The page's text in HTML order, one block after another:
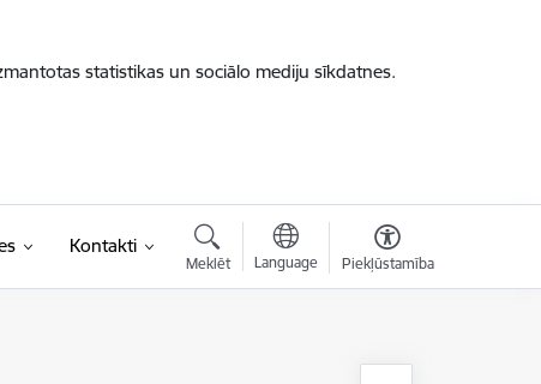
statistikas un sociālo mediju sīkdatnes.
Kontakti
Meklēt Language Piekļūstamība